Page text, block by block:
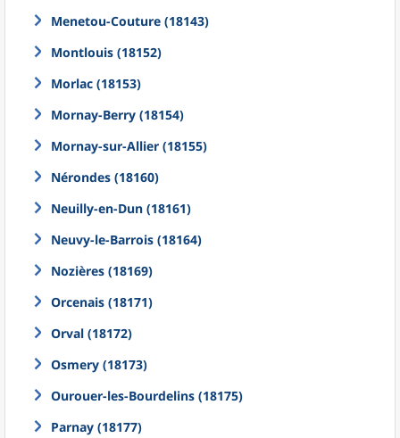
Menetou-Couture (18143)
Montlouis (18152)
Morlac (18153)
Mornay-Berry (18154)
Mornay-sur-Allier (18155)
Nérondes (18160)
Neuilly-en-Dun (18161)
Neuvy-le-Barrois (18164)
Nozières (18169)
Orcenais (18171)
Orval (18172)
Osmery (18173)
Ourouer-les-Bourdelins (18175)
Parnay (18177)